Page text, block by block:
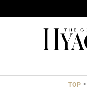
TOP